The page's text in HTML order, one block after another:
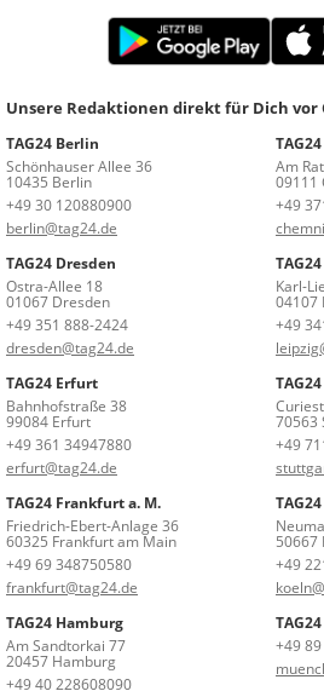
Unsere Redaktionen direkt für Dich vor
TAG24 Berlin
Schönhauser Allee 36
10435 Berlin
+49 30 120880900
berlin@tag24.de
Am
09111
+49
TAG24 Dresden
Ostra-Allee 18
01067 Dresden
+49 351 888-2424
dresden@tag24.de
Karl-
04107
+49
TAG24 Erfurt
Bahnhofstraße 38
99084 Erfurt
+49 361 34947880
erfurt@tag24.de
70563
+49
TAG24 Frankfurt a. M.
Friedrich-Ebert-Anlage 36
60325 Frankfurt am Main
+49 69 348750580
frankfurt@tag24.de
50667
+49
TAG24 Hamburg
Am Sandtorkai 77
20457 Hamburg
+49 40 228608090
+49